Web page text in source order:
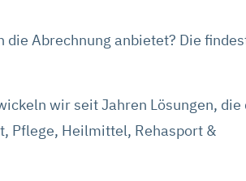
Abrechnung anbietet? Die
wir seit Jahren Lösungen, die
Pflege, Heilmittel, Rehasport &